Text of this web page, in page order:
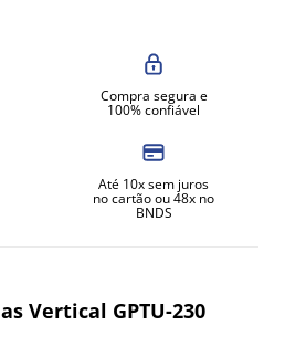
Compra segura e
100% confiável
Até 10x sem juros
no cartão ou 48x no
BNDS
Vertical GPTU-230